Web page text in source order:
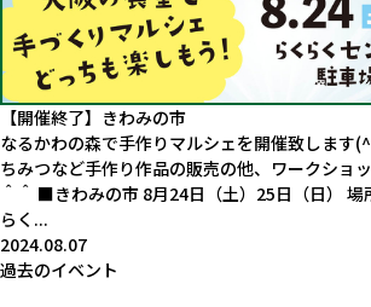
【開催終了】きわみの市
なるかわの森で手作りマルシェを開催致します
ちみつなど手作り作品の販売の他、ワークショ
＾＾ ■きわみの市 8月24日（土）25日（日） 場
らく...
2024.08.07
過去のイベント